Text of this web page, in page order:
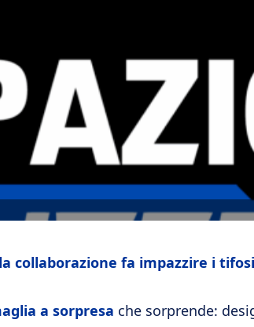
collaborazione fa impazzire i
a sorpresa che sorprende: